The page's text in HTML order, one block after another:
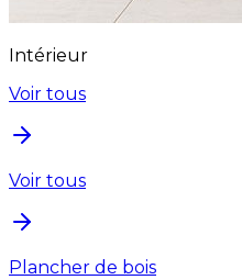
Intérieur
Voir tous
Voir tous
Plancher de bois